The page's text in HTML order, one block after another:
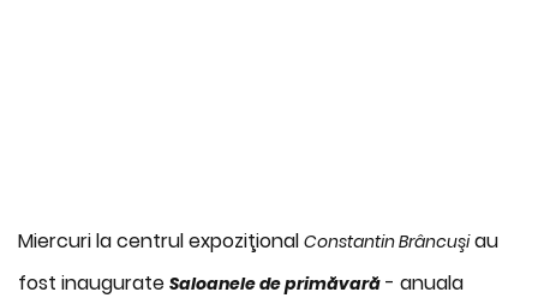
Miercuri la centrul expoziţional Constantin Brâncuşiau
fost inaugurate Saloanele de primăvară - anuala